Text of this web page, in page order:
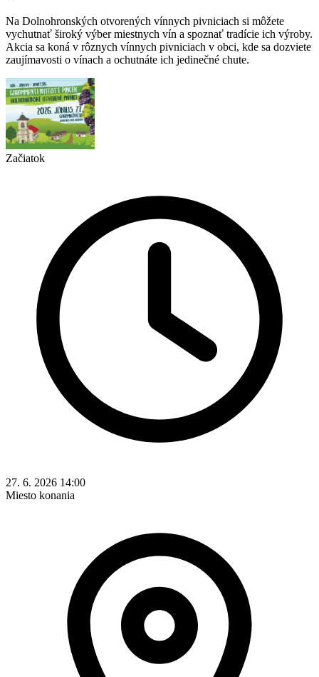
Na Dolnohronských otvorených vínnych pivniciach si môžete
vychutnať široký výber miestnych vín a spoznať tradície ich výroby.
Akcia sa koná v rôznych vínnych pivniciach v obci, kde sa dozviete
zaujímavosti o vínach a ochutnáte ich jedinečné chute.
Začiatok
27. 6. 2026 14:00
Miesto konania